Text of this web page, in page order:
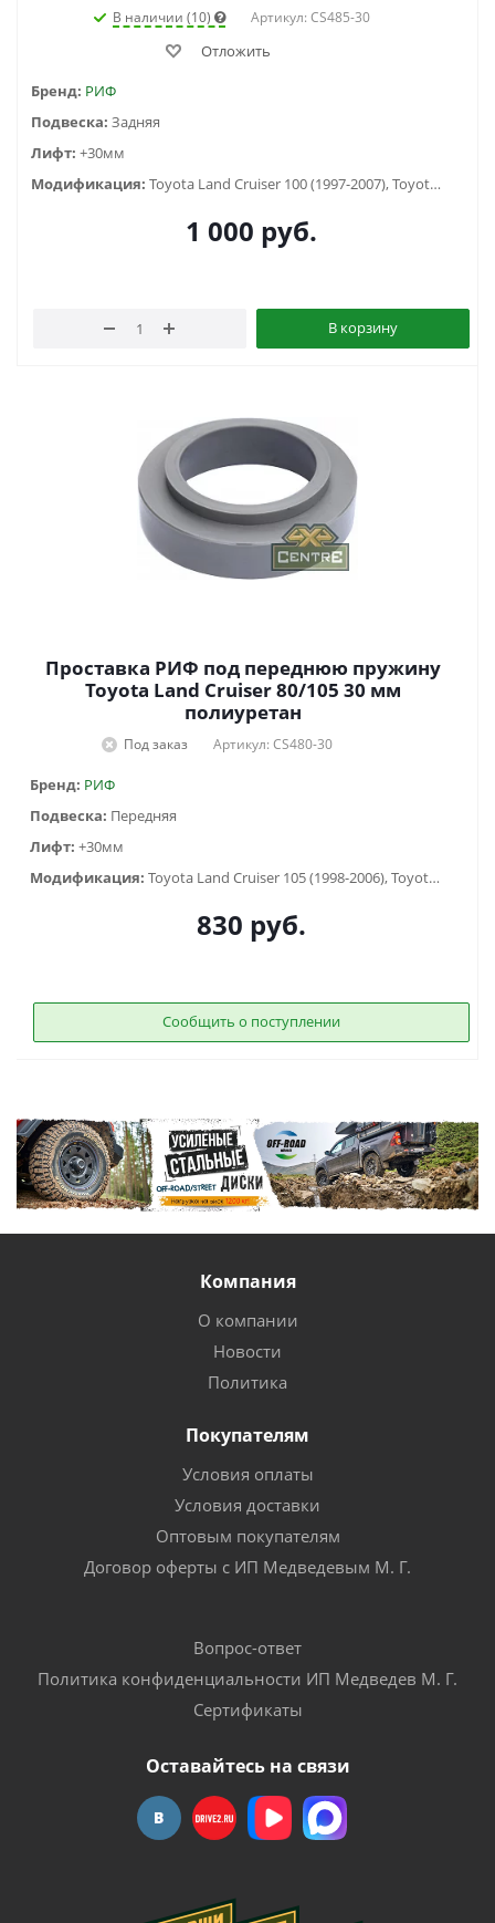
В наличии (10) Артикул: CS485-30
Отложить
Бренд: РИФ
Подвеска: Задняя
Лифт: +30мм
Модификация:
Toyota Land Cruiser 100 (1997-2007), Toyota Land Cruiser 105 (1998-2006), Toyota Land Cruiser 80 (1988-1998)
1 000 руб.
В корзину
Проставка РИФ под переднюю пружину
Toyota Land Cruiser 80/105 30 мм
полиуретан
Под заказ Артикул: CS480-30
Бренд: РИФ
Подвеска: Передняя
Лифт: +30мм
Модификация:
Toyota Land Cruiser 105 (1998-2006), Toyota Land Cruiser 80 (1988-1998)
830 руб.
Сообщить о поступлении
Компания
О компании
Новости
Политика
Покупателям
Условия оплаты
Условия доставки
Оптовым покупателям
Договор оферты с ИП Медведевым М. Г.
Вопрос-ответ
Политика конфиденциальности ИП Медведев М. Г.
Сертификаты
Оставайтесь на связи